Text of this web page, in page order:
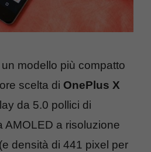
modello più compatto
scelta di OnePlus X
da 5.0 pollici di
AMOLED a risoluzione
densità di 441 pixel per